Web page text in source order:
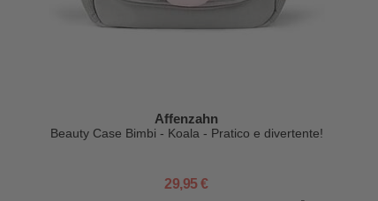
Affenzahn
Beauty Case Bimbi - Koala - Pratico e divertente!
29,95 €